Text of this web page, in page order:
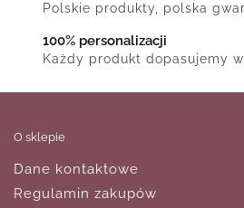
Polskie produkty, polska
100% personalizacji
Każdy produkt dopasujemy
O sklepie
Dane kontaktowe
Regulamin zakupów